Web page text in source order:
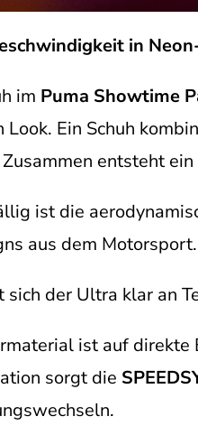
in
im Puma Showtime
Look. Ein Schuh
entsteht
ist die
aus dem Motorsport.
sich der Ultra klar an
ist auf
sorgt die